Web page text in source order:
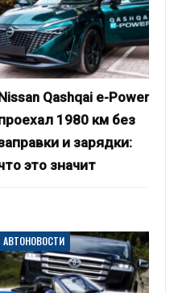
Qashqai e-Power
1980 км без
и зарядки:
это значит
АВТОНОВОСТИ